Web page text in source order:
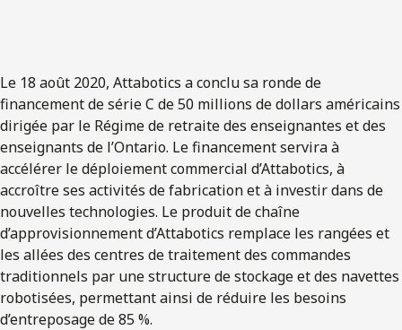
Le 18 août 2020, Attabotics a conclu sa ronde de
financement de série C de 50 millions de dollars américains
dirigée par le Régime de retraite des enseignantes et des
enseignants de l’Ontario. Le financement servira à
accélérer le déploiement commercial d’Attabotics, à
accroître ses activités de fabrication et à investir dans de
nouvelles technologies. Le produit de chaîne
d’approvisionnement d’Attabotics remplace les rangées et
les allées des centres de traitement des commandes
traditionnels par une structure de stockage et des navettes
robotisées, permettant ainsi de réduire les besoins
d’entreposage de 85 %.